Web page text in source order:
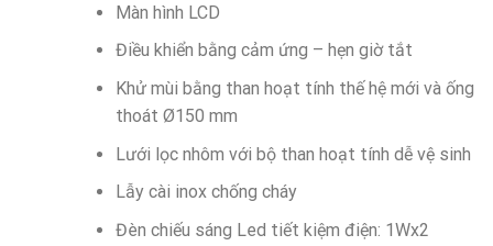
Màn hình LCD
Điều khiển bằng cảm ứng – hẹn giờ tắt
Khử mùi bằng than hoạt tính thế hệ mới và ống
thoát Ø150 mm
Lưới lọc nhôm với bộ than hoạt tính dễ vệ sinh
Lẫy cài inox chống cháy
Đèn chiếu sáng Led tiết kiệm điện: 1Wx2